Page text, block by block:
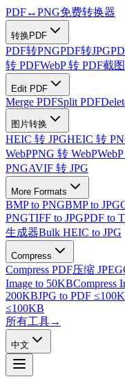
PDF↔PNG免费转换器
转换PDF
PDF转PNGPDF转JPG
转 PDFWebP 转 PDF截
Edit PDF
Merge PDFSplit PDF
图片转换
HEIC 转 JPGHEIC 转
WebPPNG 转 WebP
PNGAVIF 转 JPG
More Formats
BMP to PNGBMP to JPG
PNGTIFF to JPGPDF to
生成器Bulk HEIC to JPG
Compress
Compress PDF压缩 JPEG
Image to 50KBCompress
200KBJPG to PDF
≤100KB
所有工具→
中文